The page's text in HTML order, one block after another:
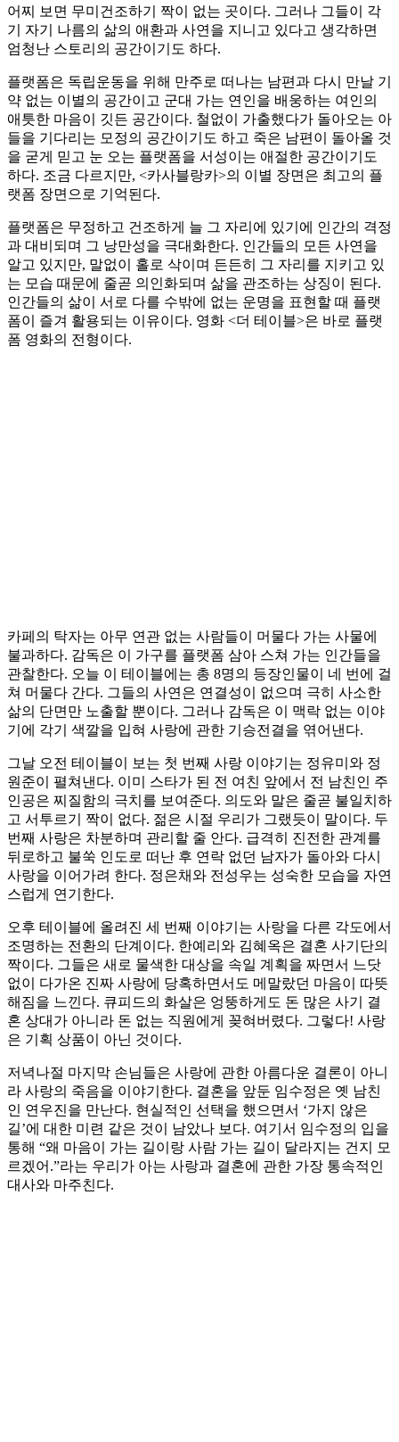
어찌 보면 무미건조하기 짝이 없는 곳이다. 그러나 그들이 각
기 자기 나름의 삶의 애환과 사연을 지니고 있다고 생각하면
엄청난 스토리의 공간이기도 하다.
플랫폼은 독립운동을 위해 만주로 떠나는 남편과 다시 만날 기
약 없는 이별의 공간이고 군대 가는 연인을 배웅하는 여인의
애틋한 마음이 깃든 공간이다. 철없이 가출했다가 돌아오는 아
들을 기다리는 모정의 공간이기도 하고 죽은 남편이 돌아올 것
을 굳게 믿고 눈 오는 플랫폼을 서성이는 애절한 공간이기도
하다. 조금 다르지만, <카사블랑카>의 이별 장면은 최고의 플
랫폼 장면으로 기억된다.
플랫폼은 무정하고 건조하게 늘 그 자리에 있기에 인간의 격정
과 대비되며 그 낭만성을 극대화한다. 인간들의 모든 사연을
알고 있지만, 말없이 홀로 삭이며 든든히 그 자리를 지키고 있
는 모습 때문에 줄곧 의인화되며 삶을 관조하는 상징이 된다.
인간들의 삶이 서로 다를 수밖에 없는 운명을 표현할 때 플랫
폼이 즐겨 활용되는 이유이다. 영화 <더 테이블>은 바로 플랫
폼 영화의 전형이다.
카페의 탁자는 아무 연관 없는 사람들이 머물다 가는 사물에
불과하다. 감독은 이 가구를 플랫폼 삼아 스쳐 가는 인간들을
관찰한다. 오늘 이 테이블에는 총 8명의 등장인물이 네 번에 걸
쳐 머물다 간다. 그들의 사연은 연결성이 없으며 극히 사소한
삶의 단면만 노출할 뿐이다. 그러나 감독은 이 맥락 없는 이야
기에 각기 색깔을 입혀 사랑에 관한 기승전결을 엮어낸다.
그날 오전 테이블이 보는 첫 번째 사랑 이야기는 정유미와 정
원준이 펼쳐낸다. 이미 스타가 된 전 여친 앞에서 전 남친인 주
인공은 찌질함의 극치를 보여준다. 의도와 말은 줄곧 불일치하
고 서투르기 짝이 없다. 젊은 시절 우리가 그랬듯이 말이다. 두
번째 사랑은 차분하며 관리할 줄 안다. 급격히 진전한 관계를
뒤로하고 불쑥 인도로 떠난 후 연락 없던 남자가 돌아와 다시
사랑을 이어가려 한다. 정은채와 전성우는 성숙한 모습을 자연
스럽게 연기한다.
오후 테이블에 올려진 세 번째 이야기는 사랑을 다른 각도에서
조명하는 전환의 단계이다. 한예리와 김혜옥은 결혼 사기단의
짝이다. 그들은 새로 물색한 대상을 속일 계획을 짜면서 느닷
없이 다가온 진짜 사랑에 당혹하면서도 메말랐던 마음이 따뜻
해짐을 느낀다. 큐피드의 화살은 엉뚱하게도 돈 많은 사기 결
혼 상대가 아니라 돈 없는 직원에게 꽂혀버렸다. 그렇다! 사랑
은 기획 상품이 아닌 것이다.
저녁나절 마지막 손님들은 사랑에 관한 아름다운 결론이 아니
라 사랑의 죽음을 이야기한다. 결혼을 앞둔 임수정은 옛 남친
인 연우진을 만난다. 현실적인 선택을 했으면서 ‘가지 않은
길’에 대한 미련 같은 것이 남았나 보다. 여기서 임수정의 입을
통해 “왜 마음이 가는 길이랑 사람 가는 길이 달라지는 건지 모
르겠어.”라는 우리가 아는 사랑과 결혼에 관한 가장 통속적인
대사와 마주친다.